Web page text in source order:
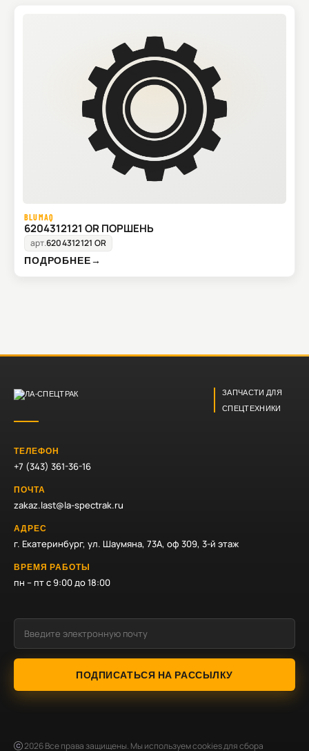
BLUMAQ
6204312121 OR ПОРШЕНЬ
арт.6204312121 OR
ПОДРОБНЕЕ→
ЗАПЧАСТИ ДЛЯ
СПЕЦТЕХНИКИ
ТЕЛЕФОН
+7 (343) 361-36-16
ПОЧТА
zakaz.last@la-spectrak.ru
АДРЕС
г. Екатеринбург, ул. Шаумяна, 73А, оф 309, 3-й этаж
ВРЕМЯ РАБОТЫ
пн – пт с 9:00 до 18:00
ПОДПИСАТЬСЯ НА РАССЫЛКУ
2026Все права защищены. Мы используем cookies для сбора